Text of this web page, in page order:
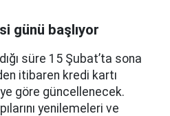
günü başlıyor
süre 15 Şubat’ta sona
itibaren kredi kartı
göre güncellenecek.
yenilemeleri ve